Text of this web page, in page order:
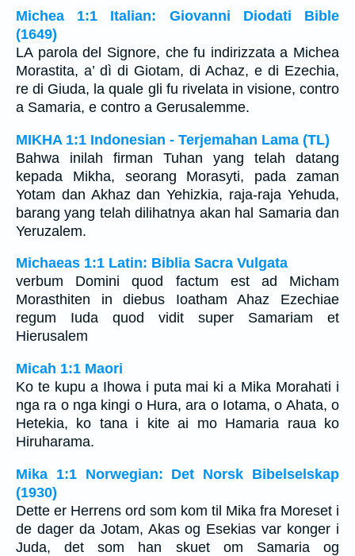
Michea 1:1 Italian: Giovanni Diodati Bible
(1649)
LA parola del Signore, che fu indirizzata a Michea
Morastita, a’ dì di Giotam, di Achaz, e di Ezechia,
re di Giuda, la quale gli fu rivelata in visione, contro
a Samaria, e contro a Gerusalemme.
MIKHA 1:1 Indonesian - Terjemahan Lama (TL)
Bahwa inilah firman Tuhan yang telah datang
kepada Mikha, seorang Morasyti, pada zaman
Yotam dan Akhaz dan Yehizkia, raja-raja Yehuda,
barang yang telah dilihatnya akan hal Samaria dan
Yeruzalem.
Michaeas 1:1 Latin: Biblia Sacra Vulgata
verbum Domini quod factum est ad Micham
Morasthiten in diebus Ioatham Ahaz Ezechiae
regum Iuda quod vidit super Samariam et
Hierusalem
Micah 1:1 Maori
Ko te kupu a Ihowa i puta mai ki a Mika Morahati i
nga ra o nga kingi o Hura, ara o Iotama, o Ahata, o
Hetekia, ko tana i kite ai mo Hamaria raua ko
Hiruharama.
Mika 1:1 Norwegian: Det Norsk Bibelselskap
(1930)
Dette er Herrens ord som kom til Mika fra Moreset i
de dager da Jotam, Akas og Esekias var konger i
Juda, det som han skuet om Samaria og